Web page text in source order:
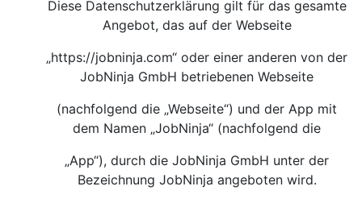
Diese Datenschutzerklärung gilt für das gesamte
Angebot, das auf der Webseite
„https://jobninja.com“ oder einer anderen von der
JobNinja GmbH betriebenen Webseite
(nachfolgend die „Webseite“) und der App mit
dem Namen „JobNinja“ (nachfolgend die
„App“), durch die JobNinja GmbH unter der
Bezeichnung JobNinja angeboten wird.